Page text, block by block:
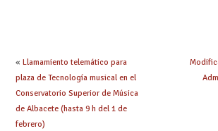
« Llamamiento telemático para
plaza de Tecnología musical en el
Conservatorio Superior de Música
de Albacete (hasta 9 h del 1 de
febrero)